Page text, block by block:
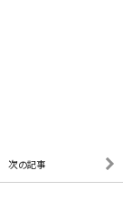
次の記事